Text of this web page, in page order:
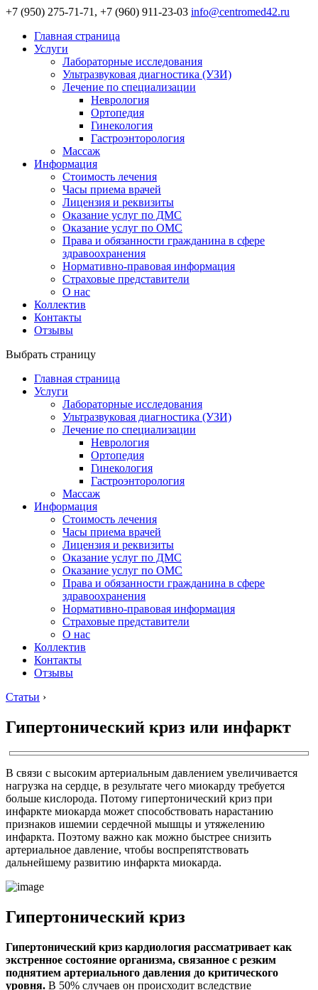
+7 (950) 275-71-71, +7 (960) 911-23-03 info@centromed42.ru
Главная страница
Услуги
Лабораторные исследования
Ультразвуковая диагностика (УЗИ)
Лечение по специализации
Неврология
Ортопедия
Гинекология
Гастроэнторология
Массаж
Информация
Стоимость лечения
Часы приема врачей
Лицензия и реквизиты
Оказание услуг по ДМС
Оказание услуг по ОМС
Права и обязанности гражданина в сфере
здравоохранения
Нормативно-правовая информация
Страховые представители
О нас
Коллектив
Контакты
Отзывы
Выбрать страницу
Главная страница
Услуги
Лабораторные исследования
Ультразвуковая диагностика (УЗИ)
Лечение по специализации
Неврология
Ортопедия
Гинекология
Гастроэнторология
Массаж
Информация
Стоимость лечения
Часы приема врачей
Лицензия и реквизиты
Оказание услуг по ДМС
Оказание услуг по ОМС
Права и обязанности гражданина в сфере
здравоохранения
Нормативно-правовая информация
Страховые представители
О нас
Коллектив
Контакты
Отзывы
Статьи ›
Гипертонический криз или инфаркт
В связи с высоким артериальным давлением увеличивается
нагрузка на сердце, в результате чего миокарду требуется
больше кислорода. Потому гипертонический криз при
инфаркте миокарда может способствовать нарастанию
признаков ишемии сердечной мышцы и утяжелению
инфаркта. Поэтому важно как можно быстрее снизить
артериальное давление, чтобы воспрепятствовать
дальнейшему развитию инфаркта миокарда.
Гипертонический криз
Гипертонический криз кардиология рассматривает как
экстренное состояние организма, связанное с резким
поднятием артериального давления до критического
уровня. В 50% случаев он происходит вследствие